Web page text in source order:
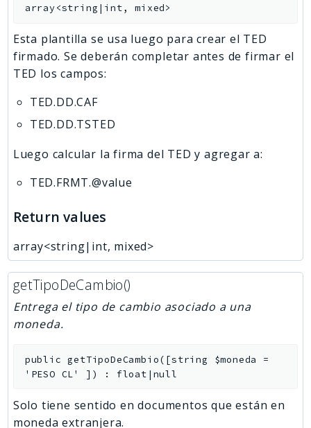
array<string|int, mixed>
Esta plantilla se usa luego para crear el TED
firmado. Se deberán completar antes de firmar el
TED los campos:
TED.DD.CAF
TED.DD.TSTED
Luego calcular la firma del TED y agregar a:
TED.FRMT.@value
Return values
array<string|int, mixed>
getTipoDeCambio()
Entrega el tipo de cambio asociado a una
moneda.
public getTipoDeCambio( [string $moneda
=
'PESO CL'
] ) : float|null
Solo tiene sentido en documentos que están en
moneda extranjera.